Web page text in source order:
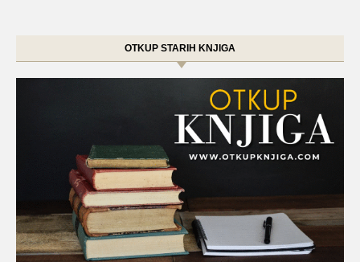
OTKUP STARIH KNJIGA